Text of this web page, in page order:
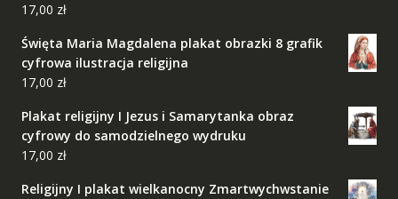
17,00 zł
Święta Maria Magdalena plakat obrazki 8 grafik
cyfrowa ilustracja religijna
17,00 zł
Plakat religijny I Jezus i Samarytanka obraz
cyfrowy do samodzielnego wydruku
17,00 zł
Religijny I plakat wielkanocny Zmartwychwstanie